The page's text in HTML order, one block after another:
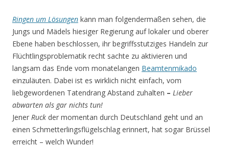
Ringen um Lösungen kann man folgendermaßen sehen, die
Jungs und Mädels hiesiger Regierung auf lokaler und oberer
Ebene haben beschlossen, ihr begriffsstutziges Handeln zur
Flüchtlingsproblematik recht sachte zu aktivieren und
langsam das Ende vom monatelangen Beamtenmikado
einzuläuten. Dabei ist es wirklich nicht einfach, vom
liebgewordenen Tatendrang Abstand zuhalten – Lieber
abwarten als gar nichts tun!
Jener Ruck der momentan durch Deutschland geht und an
einen Schmetterlingsflügelschlag erinnert, hat sogar Brüssel
erreicht – welch Wunder!